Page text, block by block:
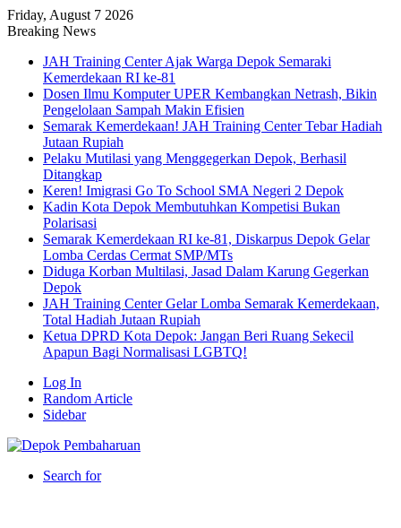
Friday, August 7 2026
Breaking News
JAH Training Center Ajak Warga Depok Semaraki
Kemerdekaan RI ke-81
Dosen Ilmu Komputer UPER Kembangkan Netrash, Bikin
Pengelolaan Sampah Makin Efisien
Semarak Kemerdekaan! JAH Training Center Tebar Hadiah
Jutaan Rupiah
Pelaku Mutilasi yang Menggegerkan Depok, Berhasil
Ditangkap
Keren! Imigrasi Go To School SMA Negeri 2 Depok
Kadin Kota Depok Membutuhkan Kompetisi Bukan
Polarisasi
Semarak Kemerdekaan RI ke-81, Diskarpus Depok Gelar
Lomba Cerdas Cermat SMP/MTs
Diduga Korban Multilasi, Jasad Dalam Karung Gegerkan
Depok
JAH Training Center Gelar Lomba Semarak Kemerdekaan,
Total Hadiah Jutaan Rupiah
Ketua DPRD Kota Depok: Jangan Beri Ruang Sekecil
Apapun Bagi Normalisasi LGBTQ!
Log In
Random Article
Sidebar
Search for